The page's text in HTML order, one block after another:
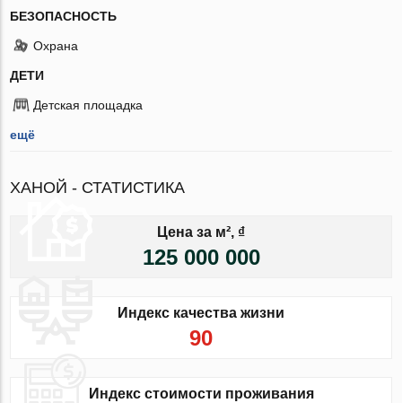
БЕЗОПАСНОСТЬ
Охрана
ДЕТИ
Детская площадка
ещё
ХАНОЙ - СТАТИСТИКА
Цена за м², ₫
125 000 000
Индекс качества жизни
90
Индекс стоимости проживания